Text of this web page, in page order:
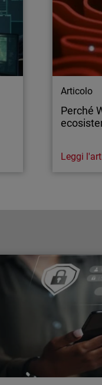
Articolo
Perché
artificiale
minacce
Leggi